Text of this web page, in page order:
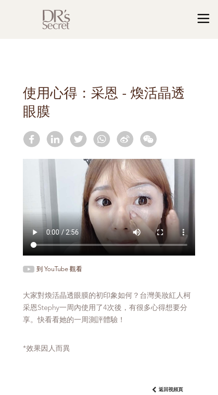
使用心得：采恩 - 煥活晶透
眼膜
到 YouTube 觀看
大家對煥活晶透眼膜的初印象如何？台灣美妝紅人柯
采恩Stephy一周內使用了4次後，有很多心得想要分
享。快看看她的一周測評體驗！
*效果因人而異
返回視頻頁